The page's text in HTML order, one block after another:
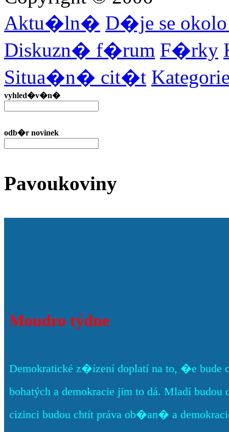
Aktu�ln� D�je se
Diskuzn� f�rum F�rky
Situa�n� cit�t
vyhled�v�n�
odb�r novinek
Pavoukoviny
Moudro týdne
Demokratické z�ízení doplatí na to, �e
bohatých a demokracie jim to dá. Mladí
cizinci budou chtít práva ob�an� a